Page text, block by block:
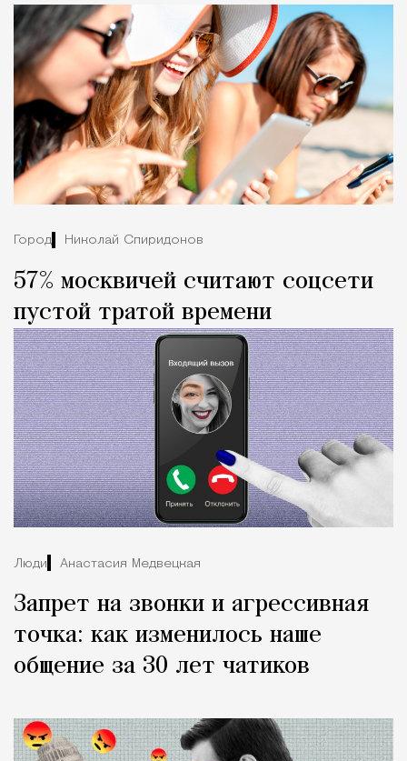
Город Николай Спиридонов
57% москвичей считают соцсети
пустой тратой времени
Люди Анастасия Медвецкая
Запрет на звонки и агрессивная
точка: как изменилось наше
общение за 30 лет чатиков